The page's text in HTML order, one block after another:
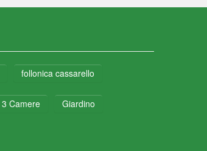
follonica cassarello
3 Camere Giardino